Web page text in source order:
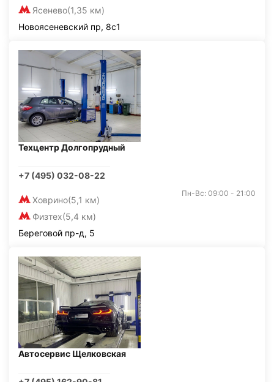
Ясенево(1,35 км)
Новоясеневский пр, 8с1
Техцентр Долгопрудный
+7 (495) 032-08-22
Ховрино(5,1 км)
Физтех(5,4 км)
Пн-Вс: 09:00 - 21:00
Береговой пр-д, 5
Автосервис Щелковская